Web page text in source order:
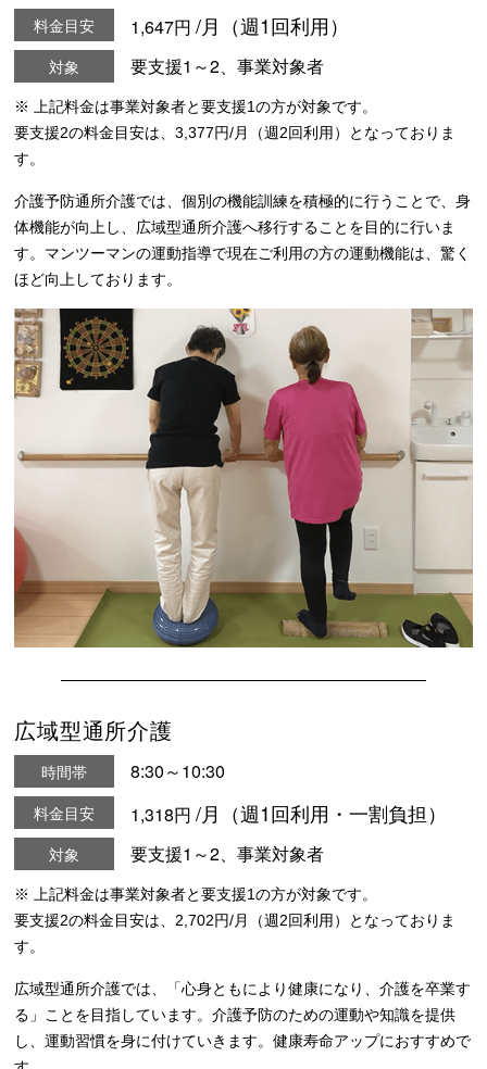
料金目安 1,647円/月（週1回利用）
対象 要支援1～2、事業対象者
※ 上記料金は事業対象者と要支援1の方が対象です。
要支援2の料金目安は、3,377円/月（週2回利用）となっておりま
す。
介護予防通所介護では、個別の機能訓練を積極的に行うことで、身
体機能が向上し、広域型通所介護へ移行することを目的に行いま
す。マンツーマンの運動指導で現在ご利用の方の運動機能は、驚く
ほど向上しております。
広域型通所介護
時間帯 8:30～10:30
料金目安 1,318円/月（週1回利用・一割負担）
対象 要支援1～2、事業対象者
※ 上記料金は事業対象者と要支援1の方が対象です。
要支援2の料金目安は、2,702円/月（週2回利用）となっておりま
す。
広域型通所介護では、「心身ともにより健康になり、介護を卒業す
る」ことを目指しています。介護予防のための運動や知識を提供
し、運動習慣を身に付けていきます。健康寿命アップにおすすめで